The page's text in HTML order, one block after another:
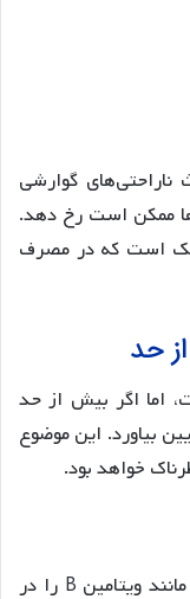
گوارشی
ممکن است رخ دهد.
است که در مصرف
حد
اما اگر بیش از حد
بیاورد. این موضوع
خواهد بود.
زرشک ممکن است جذب برخی ویتامین‌ها مانند ویتامین B را در